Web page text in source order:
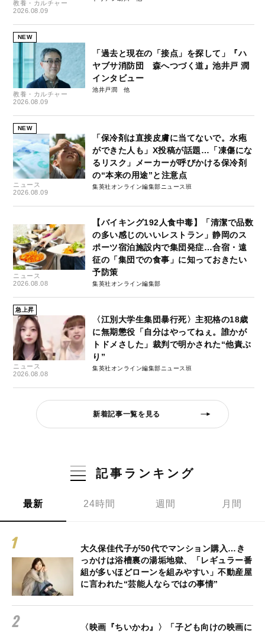
教養・カルチャー
2026.08.09
NEW
教養・カルチャー
2026.08.09
「過去と現在の「接点」を探して」『ハ
ヤブサ消防団 森へつづく道』池井戸 潤
インタビュー
池井戸潤
NEW
ニュース
2026.08.09
「保冷剤は直接皮膚に当てないで。水疱
ができた人も」X投稿が話題…「凍傷にな
るリスク」メーカーが呼びかける保冷剤
の“本来の用途”と注意点
集英社オンライン編集部ニュース班
ニュース
2026.08.08
【バイキング192人食中毒】「清潔で品数
の多い感じのいいレストラン」静岡のス
ポーツ宿泊施設内で集団発症…合宿・遠
征の「集団での食事」に知っておきたい
予防策
集英社オンライン編集部
急上昇
ニュース
2026.08.08
〈江別大学生集団暴行死〉主犯格の18歳
に無期懲役「自分はやってねぇ。誰かが
トドメさした」裁判で明かされた“他責ぶ
り”
集英社オンライン編集部ニュース班
新着記事一覧を見る
記事ランキング
最新 24時間 週間 月間
大久保佳代子が50代でマンション購入…き
っかけは浴槽裏の湯垢地獄、「レギュラー番
組が多いほどローンを組みやすい」不動産屋
に言われた“芸能人ならではの事情”
〈映画『ちいかわ』〉「子ども向けの映画に